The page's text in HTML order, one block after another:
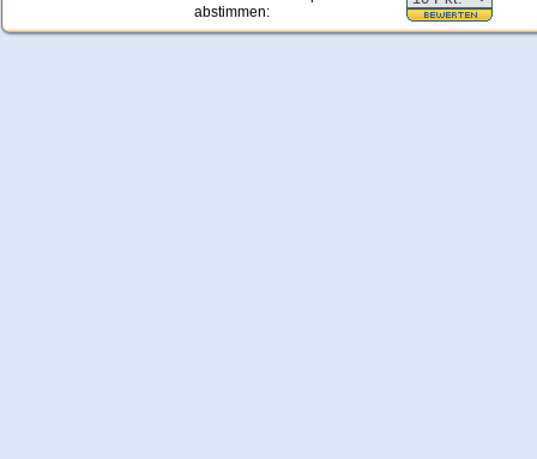
abstimmen: